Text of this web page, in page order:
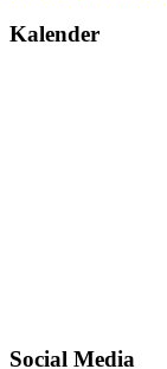
Kalender
Social Media